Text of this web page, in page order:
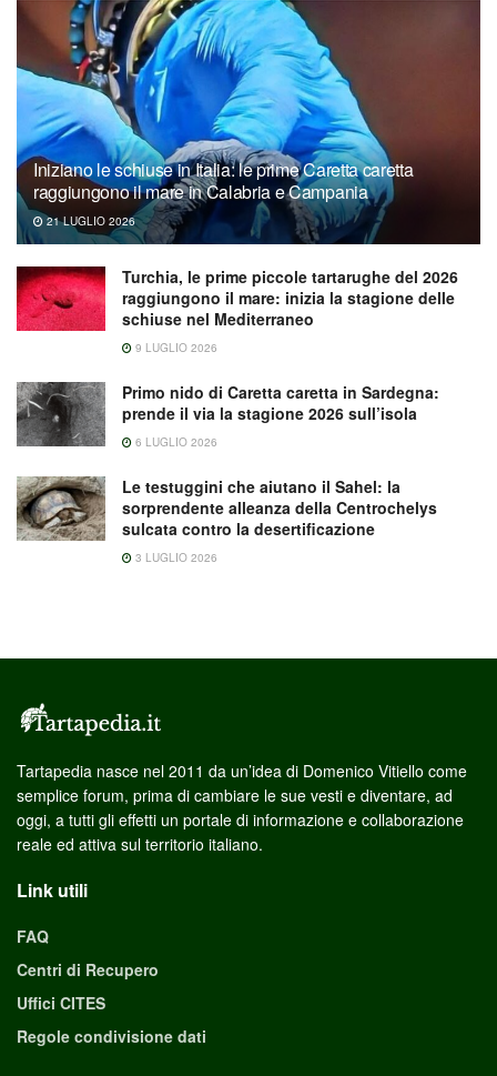
Iniziano le schiuse in Italia: le prime Caretta caretta
raggiungono il mare in Calabria e Campania
21 LUGLIO 2026
Turchia, le prime piccole tartarughe del 2026
raggiungono il mare: inizia la stagione delle
schiuse nel Mediterraneo
9 LUGLIO 2026
Primo nido di Caretta caretta in Sardegna:
prende il via la stagione 2026 sull’isola
6 LUGLIO 2026
Le testuggini che aiutano il Sahel: la
sorprendente alleanza della Centrochelys
sulcata contro la desertificazione
3 LUGLIO 2026
Tartapedia nasce nel 2011 da un’idea di Domenico Vitiello come
semplice forum, prima di cambiare le sue vesti e diventare, ad
oggi, a tutti gli effetti un portale di informazione e collaborazione
reale ed attiva sul territorio italiano.
Link utili
FAQ
Centri di Recupero
Uffici CITES
Regole condivisione dati